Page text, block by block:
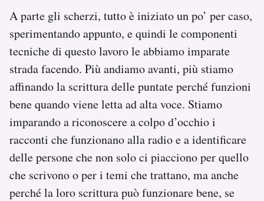
A parte gli scherzi, tutto è iniziato un po’ per caso,
sperimentando appunto, e quindi le componenti
tecniche di questo lavoro le abbiamo imparate
strada facendo. Più andiamo avanti, più stiamo
affinando la scrittura delle puntate perché funzioni
bene quando viene letta ad alta voce. Stiamo
imparando a riconoscere a colpo d’occhio i
racconti che funzionano alla radio e a identificare
delle persone che non solo ci piacciono per quello
che scrivono o per i temi che trattano, ma anche
perché la loro scrittura può funzionare bene, se